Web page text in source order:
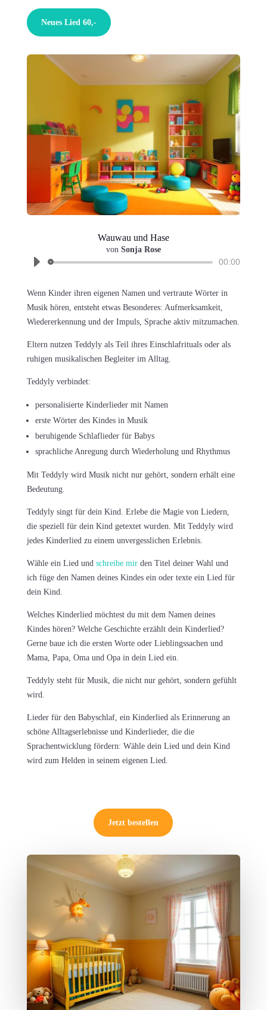
Neues Lied 60,-
Wauwau und Hase
von Sonja Rose
00:00
Wenn Kinder ihren eigenen Namen und vertraute Wörter in
Musik hören, entsteht etwas Besonderes: Aufmerksamkeit,
Wiedererkennung und der Impuls, Sprache aktiv mitzumachen.
Eltern nutzen Teddyly als Teil ihres Einschlafrituals oder als
ruhigen musikalischen Begleiter im Alltag.
Teddyly verbindet:
personalisierte Kinderlieder mit Namen
erste Wörter des Kindes in Musik
beruhigende Schlaflieder für Babys
sprachliche Anregung durch Wiederholung und Rhythmus
Mit Teddyly wird Musik nicht nur gehört, sondern erhält eine
Bedeutung.
Teddyly singt für dein Kind. Erlebe die Magie von Liedern,
die speziell für dein Kind getextet wurden. Mit Teddyly wird
jedes Kinderlied zu einem unvergesslichen Erlebnis.
Wähle ein Lied und schreibe mirden Titel deiner Wahl und
ich füge den Namen deines Kindes ein oder texte ein Lied für
dein Kind.
Welches Kinderlied möchtest du mit dem Namen deines
Kindes hören? Welche Geschichte erzählt dein Kinderlied?
Gerne baue ich die ersten Worte oder Lieblingssachen und
Mama, Papa, Oma und Opa in dein Lied ein.
Teddyly steht für Musik, die nicht nur gehört, sondern gefühlt
wird
Lieder für den Babyschlaf, ein Kinderlied als Erinnerung an
schöne Alltagserlebnisse und Kinderlieder, die die
Sprachentwicklung fördern: Wähle dein Lied und dein Kind
wird zum Helden in seinem eigenen Lied.
Jetzt bestellen